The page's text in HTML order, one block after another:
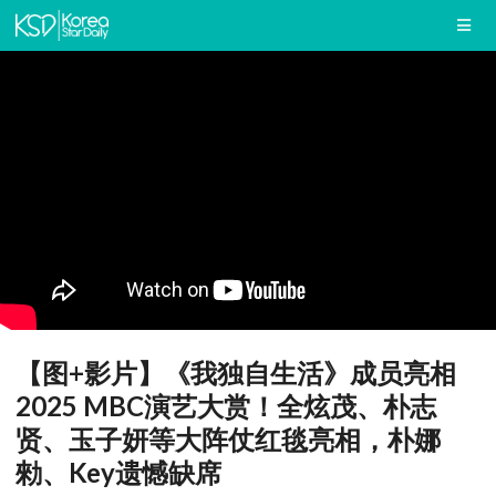
【图+影片】《我独自生活》成员亮相
2025 MBC演艺大赏！全炫茂、朴志
贤、玉子妍等大阵仗红毯亮相，朴娜
勑、Key遗憾缺席